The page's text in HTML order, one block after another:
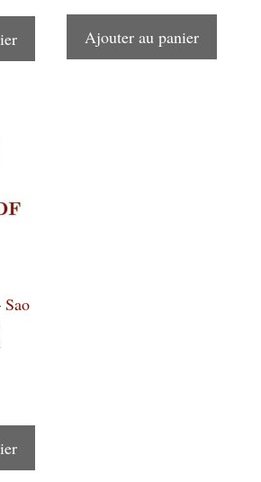
Ajouter au panier